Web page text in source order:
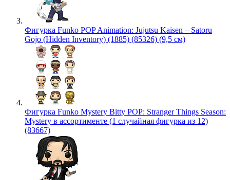
Фигурка Funko POP Animation: Jujutsu Kaisen – Satoru
Gojo (Hidden Inventory) (1885) (85326) (9,5 см)
Фигурка Funko Mystery Bitty POP: Stranger Things Season:
Mystery в ассортименте (1 случайная фигурка из 12)
(83667)